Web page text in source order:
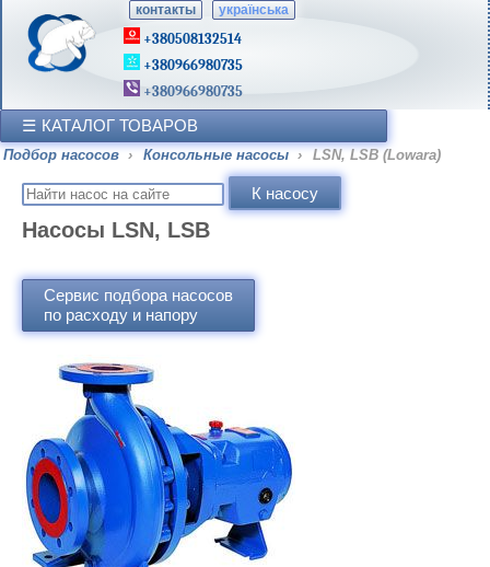
контакты українська
+380508132514
+380966980735
+380966980735
КАТАЛОГ ТОВАРОВ
Подбор насосов › Консольные насосы › LSN, LSB (Lowara)
Насосы LSN, LSB
Сервис подбора насосов
по расходу и напору